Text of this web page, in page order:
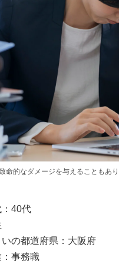
命的なダメージを与えることもあ
40代
の都道府県：大阪府
事務職